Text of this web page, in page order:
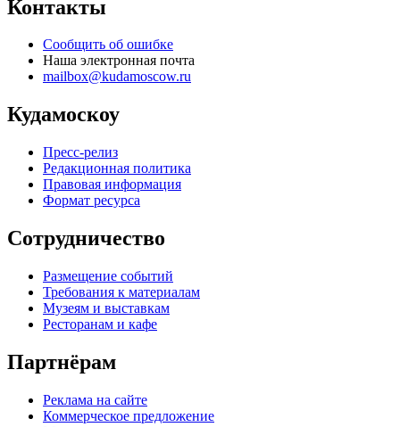
Контакты
Сообщить об ошибке
Наша электронная почта
mailbox@kudamoscow.ru
Кудамоскоу
Пресс-релиз
Редакционная политика
Правовая информация
Формат ресурса
Сотрудничество
Размещение событий
Требования к материалам
Музеям и выставкам
Ресторанам и кафе
Партнёрам
Реклама на сайте
Коммерческое предложение